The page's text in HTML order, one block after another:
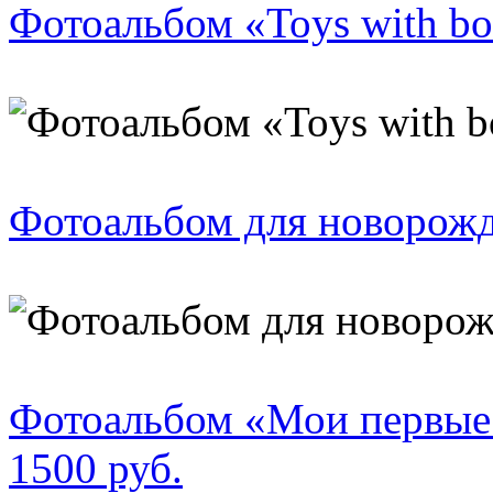
Фотоальбом «Toys with
Фотоальбом для
Фотоальбом «Мои первые
1500 руб.